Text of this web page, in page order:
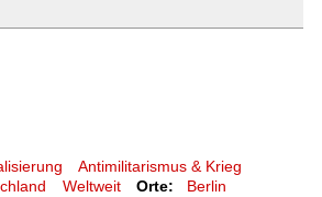
Antimilitarismus & Krieg
Weltweit Orte: Berlin